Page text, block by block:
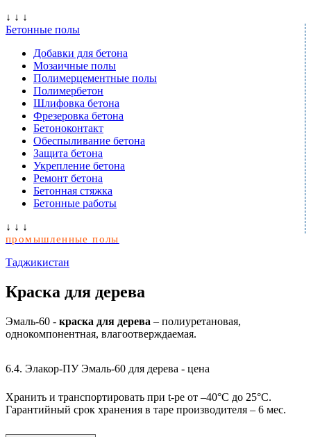
↓ ↓ ↓
Бетонные полы
Добавки для бетона
Мозаичные полы
Полимерцементные полы
Полимербетон
Шлифовка бетона
Фрезеровка бетона
Бетоноконтакт
Обеспыливание бетона
Защита бетона
Укрепление бетона
Ремонт бетона
Бетонная стяжка
Бетонные работы
↓ ↓ ↓
промышленные полы
Таджикистан
Краска для дерева
Эмаль-60 - краска для дерева – полиуретановая,
однокомпонентная, влагоотверждаемая.
6.4. Элакор-ПУ Эмаль-60 для дерева - цена
Хранить и транспортировать при t-ре от –40°С до 25°С.
Гарантийный срок хранения в таре производителя – 6 мес.